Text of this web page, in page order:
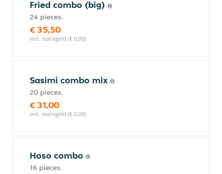
Fried combo (big)
24 pieces.
€ 35,50
incl. statiegeld (€ 0,00)
Sasimi combo mix
20 pieces.
€ 31,00
incl. statiegeld (€ 0,00)
Hoso combo
16 pieces.